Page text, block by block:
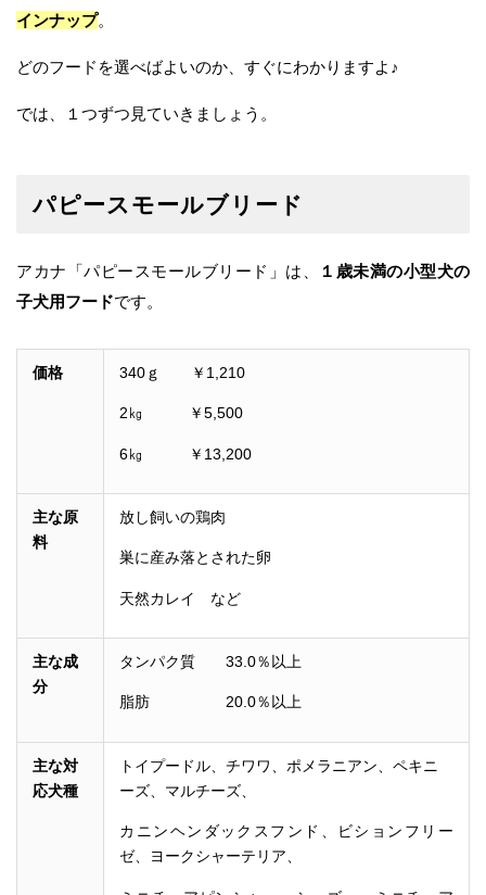
インナップ。
どのフードを選べばよいのか、すぐにわかりますよ♪
では、１つずつ見ていきましょう。
パピースモールブリード
アカナ「パピースモールブリード」は、
１歳未満の小型犬の
子犬用フードです。
価格 340ｇ ￥1,210
2㎏ ￥5,500
6㎏ ￥13,200
主な原
料
放し飼いの鶏肉
巣に産み落とされた卵
天然カレイ など
主な成
分
タンパク質 33.0％以上
脂肪 20.0％以上
主な対
応犬種
トイプードル、チワワ、ポメラニアン、ペキニ
ーズ、マルチーズ、
カニンヘンダックスフンド、ビションフリー
ゼ、ヨークシャーテリア、